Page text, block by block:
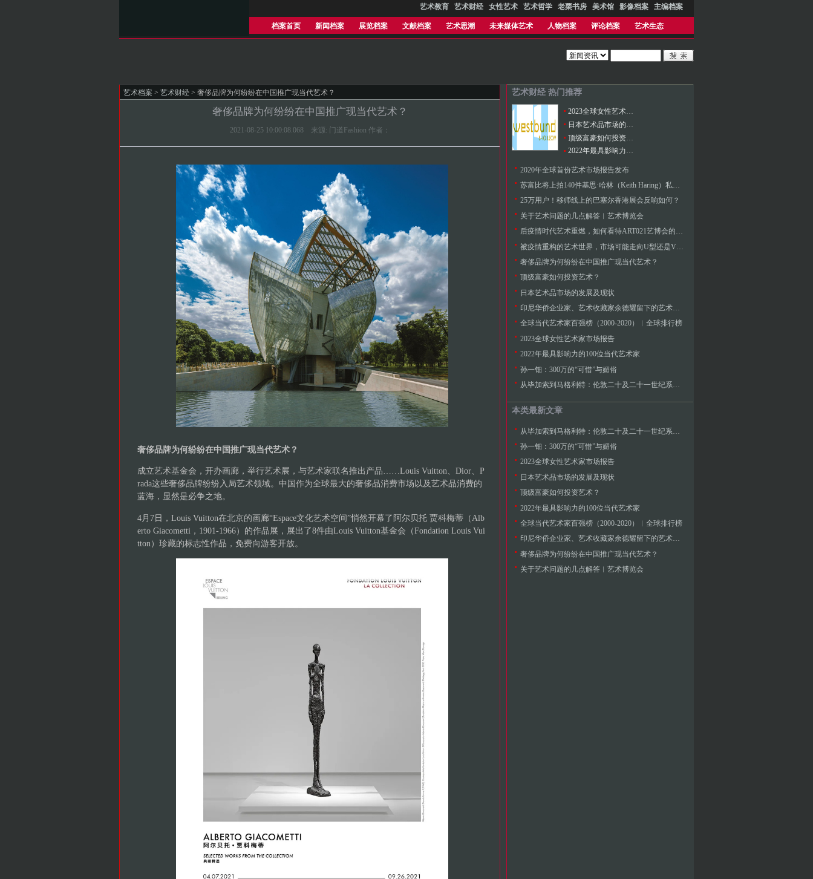
艺术教育 艺术财经 女性艺术 艺术哲学 老栗书房 美术馆 影像档案 主编档案
档案首页 新闻档案 展览档案 文献档案 艺术思潮 未来媒体艺术 人物档案 评论档案 艺术生态
艺术档案 > 艺术财经 > 奢侈品牌为何纷纷在中国推广现当代艺术？
奢侈品牌为何纷纷在中国推广现当代艺术？
2021-08-25 10:00:08.068 来源: 门道Fashion 作者：
奢侈品牌为何纷纷在中国推广现当代艺术？
成立艺术基金会，开办画廊，举行艺术展，与艺术家联名推出产品……Louis Vuitton、Dior、P
rada这些奢侈品牌纷纷入局艺术领域。中国作为全球最大的奢侈品消费市场以及艺术品消费的
蓝海，显然是必争之地。
4月7日，Louis Vuitton在北京的画廊“Espace文化艺术空间”悄然开幕了阿尔贝托 贾科梅蒂（Alb
erto Giacometti，1901-1966）的作品展，展出了8件由Louis Vuitton基金会（Fondation Louis Vui
tton）珍藏的标志性作品，免费向游客开放。
艺术财经 热门推荐
2023全球女性艺术家市场报告
2022年最具影响力的100位当代艺术家
2020年全球首份艺术市场报告发布
苏富比将上拍140件基思·哈林（Keith Haring）私人珍藏作品
25万用户！移师线上的巴塞尔香港展会反响如何？
关于艺术问题的几点解答︱艺术博览会
后疫情时代艺术重燃，如何看待ART021艺博会的交易踊跃
被疫情重构的艺术世界，市场可能走向U型还是V形复苏？
奢侈品牌为何纷纷在中国推广现当代艺术？
顶级富豪如何投资艺术？
日本艺术品市场的发展及现状
印尼华侨企业家、艺术收藏家余德耀留下的艺术与社会遗产
全球当代艺术家百强榜（2000-2020）︱全球排行榜
2023全球女性艺术家市场报告
2022年最具影响力的100位当代艺术家
孙一钿：300万的“可惜”与媚俗
从毕加索到马格利特：伦敦二十及二十一世纪系列拍卖香港预展
本类最新文章
孙一钿：300万的“可惜”与媚俗
2023全球女性艺术家市场报告
日本艺术品市场的发展及现状
顶级富豪如何投资艺术？
2022年最具影响力的100位当代艺术家
全球当代艺术家百强榜（2000-2020）︱全球排行榜
印尼华侨企业家、艺术收藏家余德耀留下的艺术与社会遗产
奢侈品牌为何纷纷在中国推广现当代艺术？
关于艺术问题的几点解答︱艺术博览会